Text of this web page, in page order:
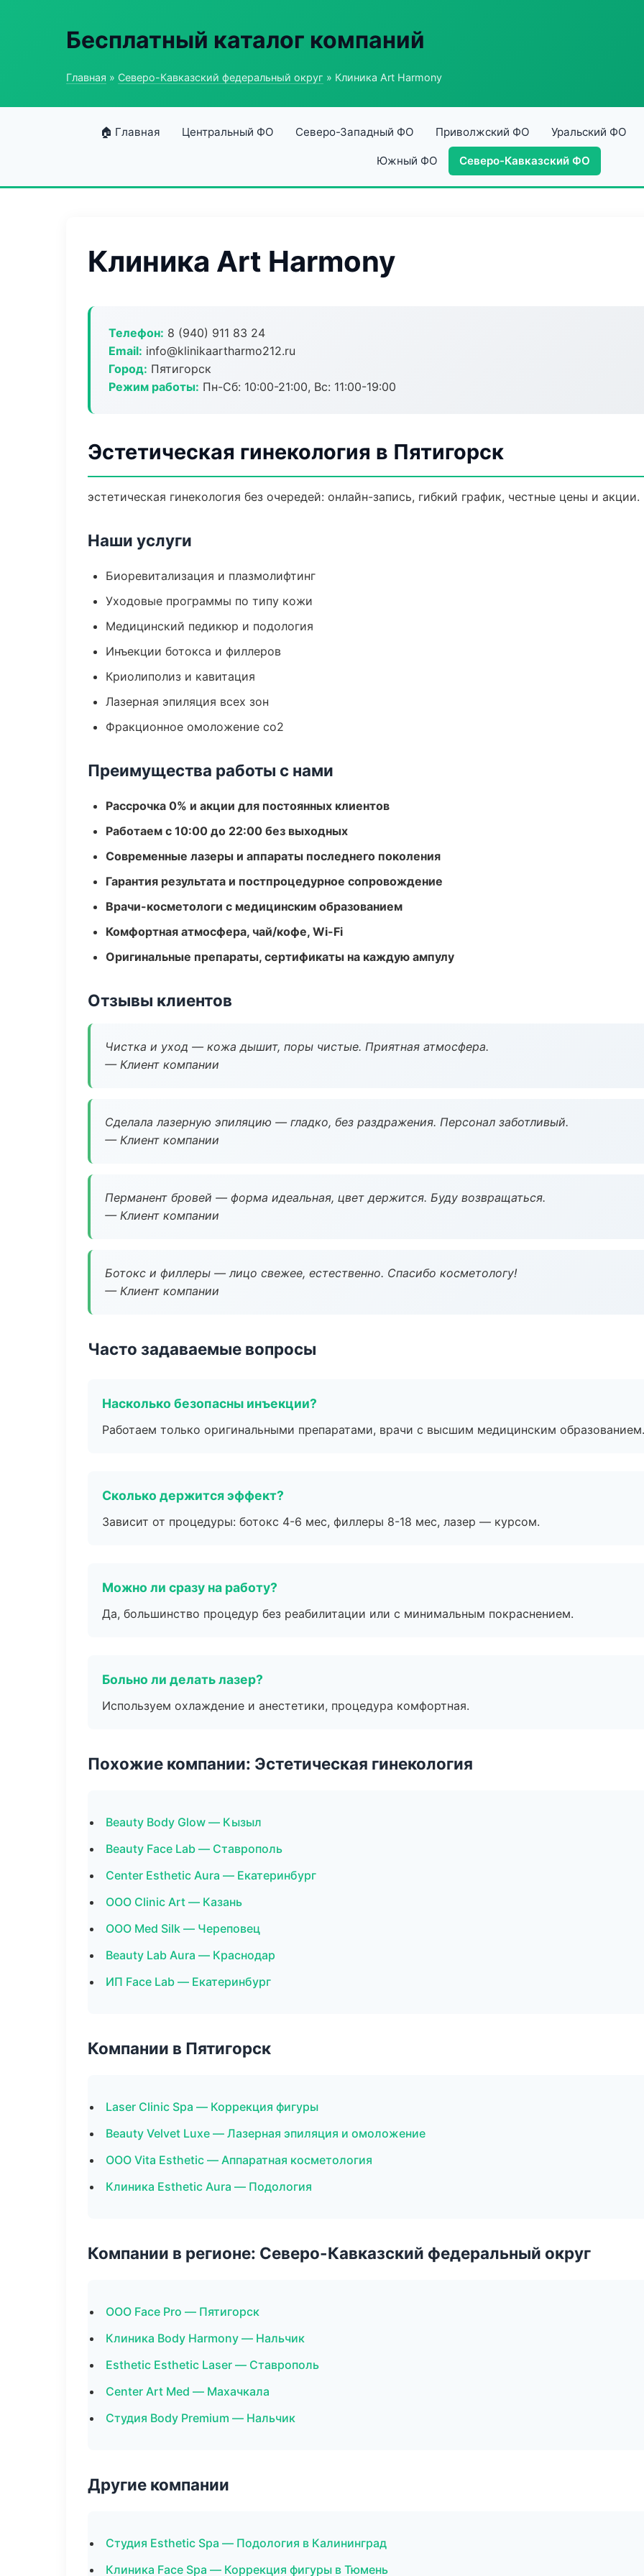
Бесплатный каталог компаний
Главная » Северо-Кавказский федеральный округ » Клиника Art Harmony
🏠 Главная Центральный ФО Северо-Западный ФО Приволжский ФО Уральский ФО
Южный ФО Северо-Кавказский ФО
Клиника Art Harmony
Телефон: 8 (940) 911 83 24
Email: info@klinikaartharmo212.ru
Город: Пятигорск
Режим работы: Пн-Сб: 10:00-21:00, Вс: 11:00-19:00
Эстетическая гинекология в Пятигорск
эстетическая гинекология без очередей: онлайн-запись, гибкий график, честные цены и акции.
Наши услуги
Биоревитализация и плазмолифтинг
Уходовые программы по типу кожи
Медицинский педикюр и подология
Инъекции ботокса и филлеров
Криолиполиз и кавитация
Лазерная эпиляция всех зон
Фракционное омоложение co2
Преимущества работы с нами
Рассрочка 0% и акции для постоянных клиентов
Работаем с 10:00 до 22:00 без выходных
Современные лазеры и аппараты последнего поколения
Гарантия результата и постпроцедурное сопровождение
Врачи-косметологи с медицинским образованием
Комфортная атмосфера, чай/кофе, Wi-Fi
Оригинальные препараты, сертификаты на каждую ампулу
Отзывы клиентов
Чистка и уход — кожа дышит, поры чистые. Приятная атмосфера.
— Клиент компании
Сделала лазерную эпиляцию — гладко, без раздражения. Персонал заботливый.
— Клиент компании
Перманент бровей — форма идеальная, цвет держится. Буду возвращаться.
— Клиент компании
Ботокс и филлеры — лицо свежее, естественно. Спасибо косметологу!
— Клиент компании
Часто задаваемые вопросы
Насколько безопасны инъекции?
Работаем только оригинальными препаратами, врачи с высшим медицинским образованием.
Сколько держится эффект?
Зависит от процедуры: ботокс 4-6 мес, филлеры 8-18 мес, лазер — курсом.
Можно ли сразу на работу?
Да, большинство процедур без реабилитации или с минимальным покраснением.
Больно ли делать лазер?
Используем охлаждение и анестетики, процедура комфортная.
Похожие компании: Эстетическая гинекология
Beauty Body Glow — Кызыл
Beauty Face Lab — Ставрополь
Center Esthetic Aura — Екатеринбург
ООО Clinic Art — Казань
ООО Med Silk — Череповец
Beauty Lab Aura — Краснодар
ИП Face Lab — Екатеринбург
Компании в Пятигорск
Laser Clinic Spa — Коррекция фигуры
Beauty Velvet Luxe — Лазерная эпиляция и омоложение
ООО Vita Esthetic — Аппаратная косметология
Клиника Esthetic Aura — Подология
Компании в регионе: Северо-Кавказский федеральный округ
ООО Face Pro — Пятигорск
Клиника Body Harmony — Нальчик
Esthetic Esthetic Laser — Ставрополь
Center Art Med — Махачкала
Студия Body Premium — Нальчик
Другие компании
Студия Esthetic Spa — Подология в Калининград
Клиника Face Spa — Коррекция фигуры в Тюмень